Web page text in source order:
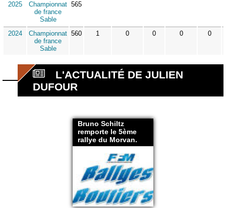
2025
Championnat
de france
Sable
565
2024
Championnat
de france
Sable
560 1 0 0 0 0
L'ACTUALITÉ DE JULIEN
DUFOUR
Bruno Schiltz
remporte le 5ème
rallye du Morvan.